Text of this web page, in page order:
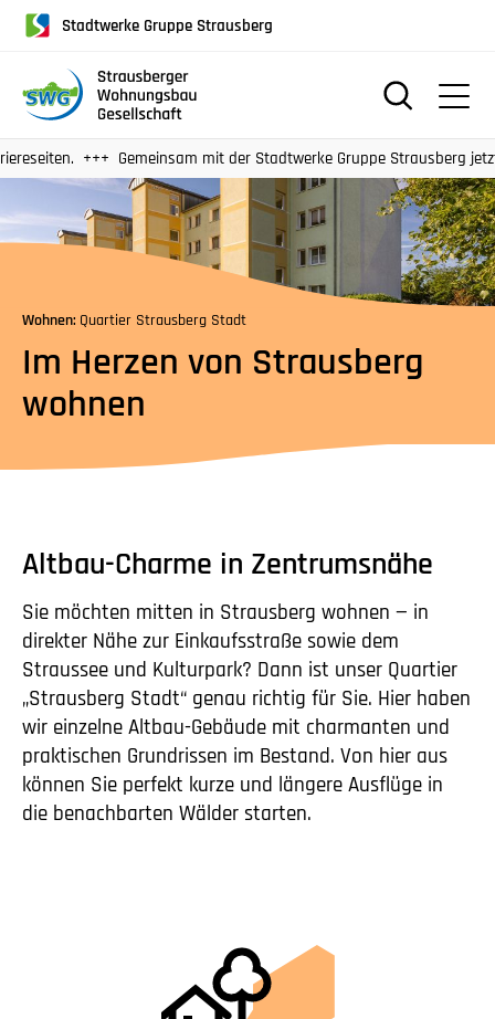
Screenreader
Navigation
der
Tabulatorentaste:
Überspringen
der
Stadtwerke Gruppe Strausberg
Gemeinsam mit der Stadtwerke Gruppe Strausberg jetzt auch
Wohnen: Quartier Strausberg Stadt
Im Herzen von Strausberg
wohnen
Altbau-Charme in Zentrumsnähe
Sie möchten mitten in Strausberg wohnen — in
direkter Nähe zur Einkaufsstraße sowie dem
Straussee und Kulturpark? Dann ist unser Quartier
„Strausberg Stadt“ genau richtig für Sie. Hier haben
wir einzelne Altbau-Gebäude mit charmanten und
praktischen Grundrissen im Bestand. Von hier aus
können Sie perfekt kurze und längere Ausflüge in
die benachbarten Wälder starten.